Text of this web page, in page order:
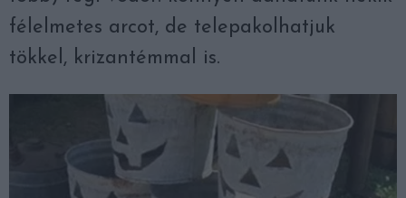
félelmetes arcot, de telepakolhatjuk
tökkel, krizantémmal is.